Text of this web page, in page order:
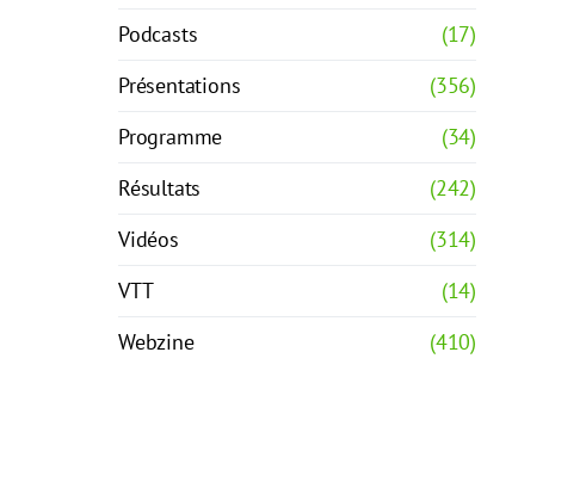
Podcasts
(17)
Présentations
(356)
Programme
(34)
Résultats
(242)
Vidéos
(314)
VTT
(14)
Webzine
(410)